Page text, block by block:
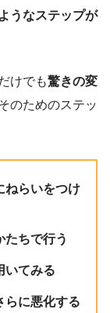
うなステップが
けでも驚きの変
のためのステッ
ねらいをつけ
たちで行う
いてみる
らに悪化する